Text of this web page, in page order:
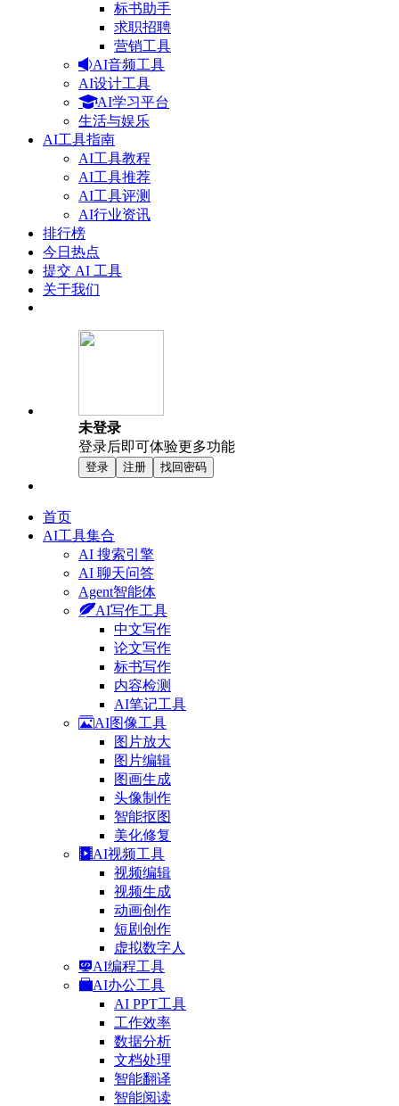
标书助手
求职招聘
营销工具
AI音频工具
AI设计工具
AI学习平台
生活与娱乐
AI工具指南
AI工具教程
AI工具推荐
AI工具评测
AI行业资讯
排行榜
今日热点
提交 AI 工具
关于我们
未登录
登录后即可体验更多功能
登录 注册 找回密码
首页
AI工具集合
AI 搜索引擎
AI 聊天问答
Agent智能体
AI写作工具
中文写作
论文写作
标书写作
内容检测
AI笔记工具
AI图像工具
图片放大
图片编辑
图画生成
头像制作
智能抠图
美化修复
AI视频工具
视频编辑
视频生成
动画创作
短剧创作
虚拟数字人
AI编程工具
AI办公工具
AI PPT工具
工作效率
数据分析
文档处理
智能翻译
智能阅读